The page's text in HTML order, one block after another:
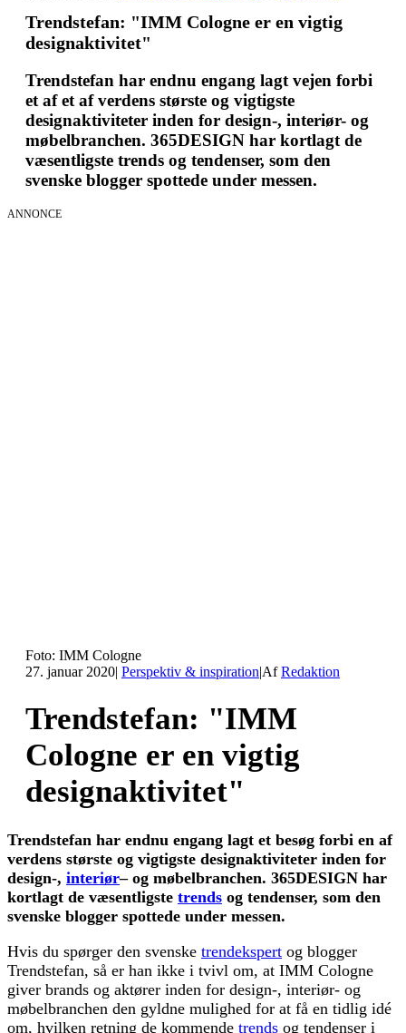
Trendstefan: "IMM Cologne er en vigtig
designaktivitet"
Trendstefan har endnu engang lagt vejen forbi
et af et af verdens største og vigtigste
designaktiviteter inden for design-, interiør- og
møbelbranchen. 365DESIGN har kortlagt de
væsentligste trends og tendenser, som den
svenske blogger spottede under messen.
ANNONCE
Foto: IMM Cologne
27. januar 2020| Perspektiv & inspiration|AfRedaktion
Trendstefan: "IMM
Cologne er en vigtig
designaktivitet"
Trendstefan har endnu engang lagt et besøg forbi en af
verdens største og vigtigste designaktiviteter inden for
design-, interiør– og møbelbranchen. 365DESIGN har
kortlagt de væsentligste trends og tendenser, som den
svenske blogger spottede under messen.
Hvis du spørger den svenske trendekspert og blogger
Trendstefan, så er han ikke i tvivl om, at IMM Cologne
giver brands og aktører inden for design-, interiør- og
møbelbranchen den gyldne mulighed for at få en tidlig idé
om, hvilken retning de kommende trends og tendenser i